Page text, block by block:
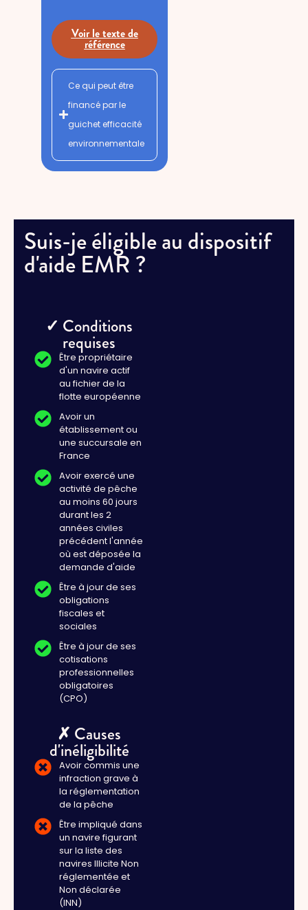
Voir le texte de
référence
Ce qui peut être
financé par le
guichet efficacité
environnementale
Suis-je éligible au dispositif
d'aide EMR ?
✓ Conditions
requises
Être propriétaire
d'un navire actif
au fichier de la
flotte européenne
Avoir un
établissement ou
une succursale en
France
Avoir exercé une
activité de pêche
au moins 60 jours
durant les 2
années civiles
précédent l'année
où est déposée la
demande d'aide
Être à jour de ses
obligations
fiscales et
sociales
Être à jour de ses
cotisations
professionnelles
obligatoires
(CPO)
✗ Causes
d'inéligibilité
Avoir commis une
infraction grave à
la réglementation
de la pêche
Être impliqué dans
un navire figurant
sur la liste des
navires Illicite Non
réglementée et
Non déclarée
(INN)